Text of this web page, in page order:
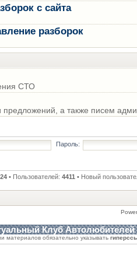
с сайта
разборок
СТО
а также писем
Пароль:
• Пользователей: 4411 • Новый
Клуб Автолюбителей
материалов обязательно указывать